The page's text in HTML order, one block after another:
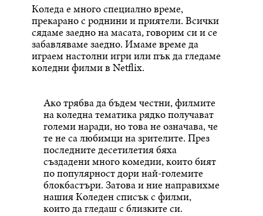
Коледа е много специално време,
прекарано с роднини и приятели. Всички
сядаме заедно на масата, говорим си и се
забавляваме заедно. Имаме време да
играем настолни игри или пък да гледаме
коледни филми в Netflix.
Aко трябва да бъдем честни, филмите
на коледна тематика рядко получават
големи наради, но това не означава, че
те не са любимци на зрителите. През
последните десетилетия бяха
създадени много комедии, които бият
по популярност дори най-големите
блокбастъри. Затова и ние направихме
нашия Коледен списък с филми,
които да гледаш с близките си.